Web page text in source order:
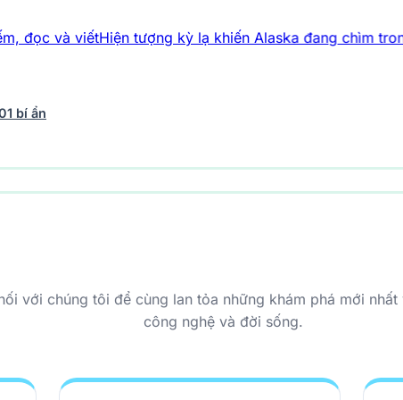
và viết Hiện tượng kỳ lạ khiến Alaska đang chìm trong
bí ẩn
với chúng tôi để cùng lan tỏa những khám phá mới nhất
công nghệ và đời sống.